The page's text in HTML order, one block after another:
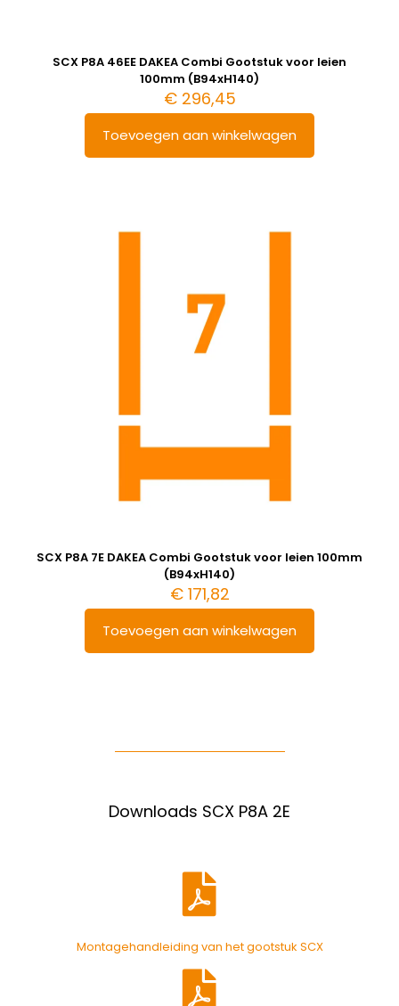
SCX P8A 46EE DAKEA Combi Gootstuk voor leien
100mm (B94xH140)
€296,45
Toevoegen aan winkelwagen
SCX P8A 7E DAKEA Combi Gootstuk voor leien 100mm
(B94xH140)
€171,82
Toevoegen aan winkelwagen
Downloads SCX P8A 2E
Montagehandleiding van het gootstuk SCX